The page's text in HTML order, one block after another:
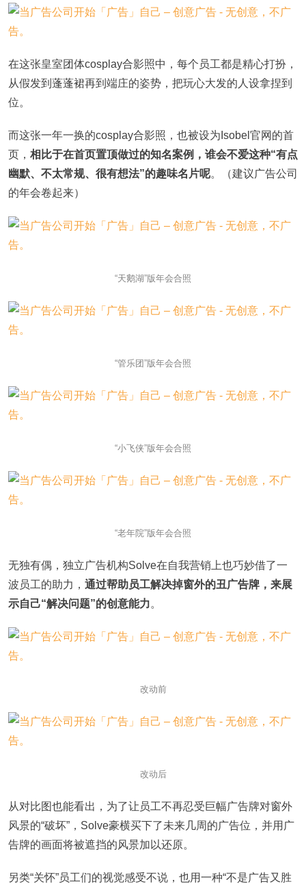
在这张皇室团体cosplay合影照中，每个员工都是精心打扮，
从假发到蓬蓬裙再到端庄的姿势，把玩心大发的人设拿捏到
位。
而这张一年一换的cosplay合影照，也被设为Isobel官网的首
页， 相比于在首页置顶做过的知名案例，谁会不爱这种“有点
幽默、不太常规、很有想法”的趣味名片呢。（建议广告公司
的年会卷起来）
“天鹅湖”版年会合照
“管乐团”版年会合照
“小飞侠”版年会合照
“老年院”版年会合照
无独有偶，独立广告机构Solve在自我营销上也巧妙借了一
波员工的助力， 通过帮助员工解决掉窗外的丑广告牌，来展
示自己“解决问题”的创意能力。
改动前
改动后
从对比图也能看出，为了让员工不再忍受巨幅广告牌对窗外
风景的“破坏”，Solve豪横买下了未来几周的广告位，并用广
告牌的画面将被遮挡的风景加以还原。
另类“关怀”员工们的视觉感受不说，也用一种“不是广告又胜